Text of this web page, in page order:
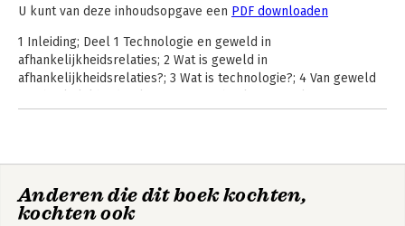
Bespreekbaar
maken van
Diversiteit
U kunt van deze inhoudsopgave een PDF downloaden
1 Inleiding; Deel 1 Technologie en geweld in
afhankelijkheidsrelaties; 2 Wat is geweld in
afhankelijkheidsrelaties?; 3 Wat is technologie?; 4 Van geweld
Technologie en de aanpak van geweld in
monitoren van betrokkenen bij geweld; 7 Beschermen van
slachtoffers en volgen van daders; 8 Verzamelen, vastleggen
en analyseren van informatie; 9 De prijs van het vuur
Anderen die dit boek kochten,
kochten ook